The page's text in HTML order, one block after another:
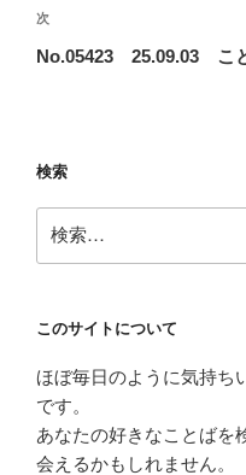
ビ
ゲ
ン
稿
次
の
次
No.05423 25.09.03 こ
検索
索:
このサイトについて
ほぼ毎日のように気持ち
です。
あなたの好きなことばを
会えるかもしれません。